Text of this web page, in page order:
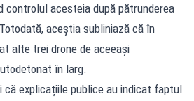
controlul acesteia după pătrunderea
aceștia subliniază că în
alte trei drone de aceeași
în larg.
explicațiile publice au indicat faptul